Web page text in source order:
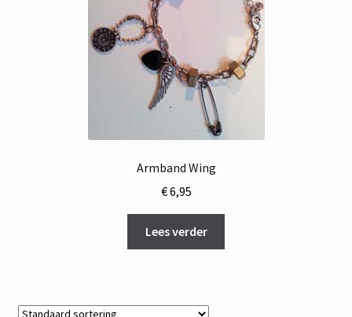
Armband Wing
€6,95
Lees verder